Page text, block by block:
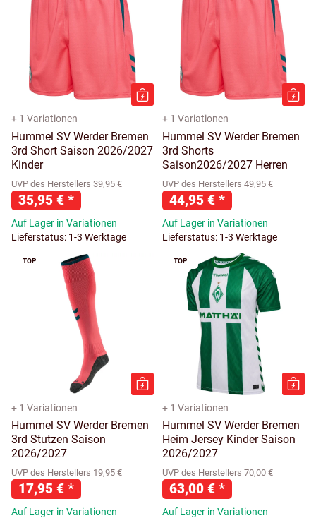
+ 1 Variationen
Hummel SV Werder Bremen
3rd Short Saison 2026/2027
Kinder
UVP des Herstellers 39,95 €
35,95 € *
Auf Lager in Variationen
Lieferstatus: 1-3 Werktage
+ 1 Variationen
Hummel SV Werder Bremen
3rd Shorts
Saison2026/2027 Herren
UVP des Herstellers 49,95 €
44,95 € *
Auf Lager in Variationen
Lieferstatus: 1-3 Werktage
TOP
+ 1 Variationen
Hummel SV Werder Bremen
3rd Stutzen Saison
2026/2027
UVP des Herstellers 19,95 €
17,95 € *
Auf Lager in Variationen
TOP
+ 1 Variationen
Hummel SV Werder Bremen
Heim Jersey Kinder Saison
2026/2027
UVP des Herstellers 70,00 €
63,00 € *
Auf Lager in Variationen